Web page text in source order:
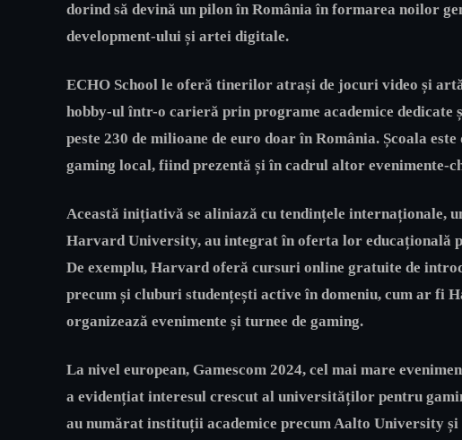
dorind să devină un pilon în România în formarea noilor
development-ului și artei digitale.
ECHO School le oferă tinerilor atrași de jocuri video și
hobby-ul într-o carieră prin programe academice dedicate
peste 230 de milioane de euro doar în România. Școala
gaming local, fiind prezentă și în cadrul altor evenimente-
Această inițiativă se aliniază cu tendințele internaționale,
Harvard University, au integrat în oferta lor educațională
De exemplu, Harvard oferă cursuri online gratuite de
precum și cluburi studențești active în domeniu, cum ar fi
organizează evenimente și turnee de gaming.​
La nivel european, Gamescom 2024, cel mai mare
a evidențiat interesul crescut al universităților pentru
au numărat instituții academice precum Aalto University